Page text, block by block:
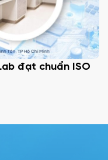
đạt chuẩn ISO